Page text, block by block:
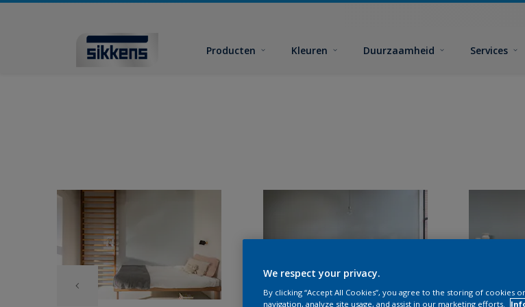
Producten Kleuren Duurzaamheid Services
We respect your privacy.
By clicking “Accept All Cookies”, you agree to the storing of cookies
navigation, analyze site usage, and assist in our marketing efforts.